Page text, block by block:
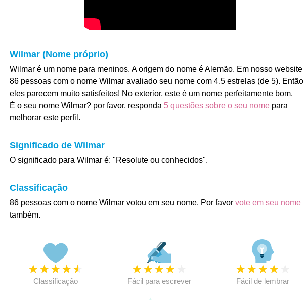
Wilmar (Nome próprio)
Wilmar é um nome para meninos. A origem do nome é Alemão. Em nosso website
86 pessoas com o nome Wilmar avaliado seu nome com 4.5 estrelas (de 5). Então
eles parecem muito satisfeitos! No exterior, este é um nome perfeitamente bom.
É o seu nome Wilmar? por favor, responda 5 questões sobre o seu nomepara
melhorar este perfil.
Significado de Wilmar
O significado para Wilmar é: "Resolute ou conhecidos".
Classificação
86 pessoas com o nome Wilmar votou em seu nome. Por favor vote em seu nome
também.
★★★★★
Classificação
★★★★
Fácil para escrever
★★★★
Fácil de lembrar